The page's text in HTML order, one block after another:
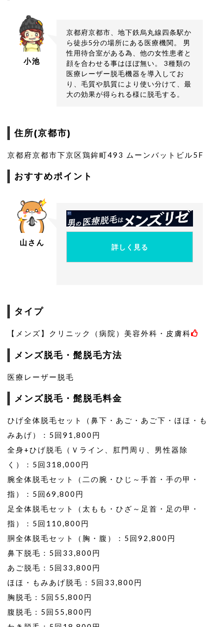
小池
京都府京都市、地下鉄烏丸線四条駅か
ら徒歩5分の場所にある医療機関。 男
性用待合室がある為、他の女性患者と
顔を合わせる事はほぼ無い。 3種類の
医療レーザー脱毛機器を導入してお
り、毛質や肌質により使い分けて、最
大の効果が得られる様に脱毛する。
住所(京都市)
京都府京都市下京区鶏鉾町493 ムーンバットビル5F
おすすめポイント
山さん
詳しく見る
タイプ
【メンズ】クリニック（病院）美容外科・皮膚科
メンズ脱毛・髭脱毛方法
医療レーザー脱毛
メンズ脱毛・髭脱毛料金
ひげ全体脱毛セット（鼻下・あご・あご下・ほほ・も
みあげ）：5回91,800円
全身+ひげ脱毛（Ｖライン、肛門周り、男性器除
く）：5回318,000円
腕全体脱毛セット（二の腕・ひじ～手首・手の甲・
指）：5回69,800円
足全体脱毛セット（太もも・ひざ～足首・足の甲・
指）：5回110,800円
胴全体脱毛セット（胸・腹）：5回92,800円
鼻下脱毛：5回33,800円
あご脱毛：5回33,800円
ほほ・もみあげ脱毛：5回33,800円
胸脱毛：5回55,800円
腹脱毛：5回55,800円